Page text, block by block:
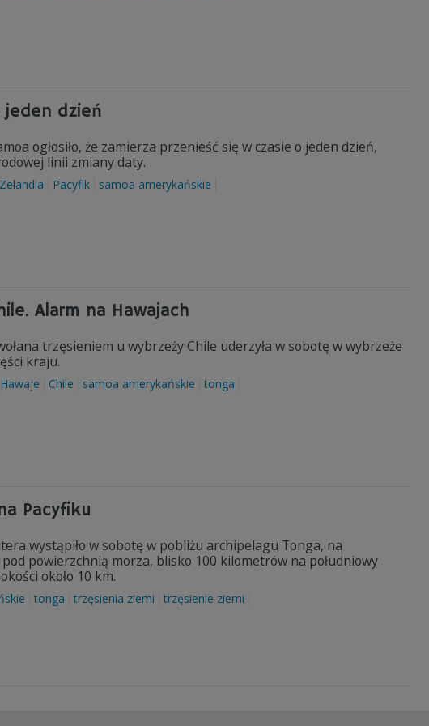
jeden dzień
ogłosiło, że zamierza przenieść się w czasie o jeden dzień,
linii zmiany daty.
Pacyfik samoa amerykańskie
Alarm na Hawajach
trzęsieniem u wybrzeży Chile uderzyła w sobotę w wybrzeże
kraju.
Hawaje Chile samoa amerykańskie tonga
Pacyfiku
wystąpiło w sobotę w pobliżu archipelagu Tonga, na
powierzchnią morza, blisko 100 kilometrów na południowy
około 10 km.
tonga trzęsienia ziemi trzęsienie ziemi